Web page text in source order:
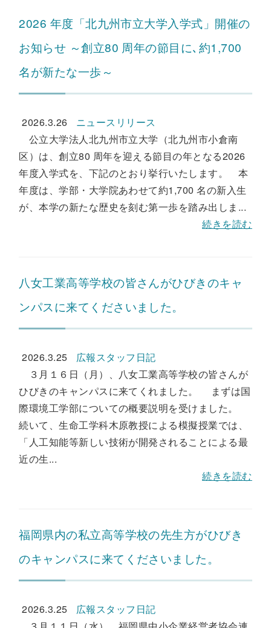
2026 年度「北九州市立大学入学式」開催の
お知らせ ～創立80 周年の節目に､約1,700
名が新たな一歩～
2026.3.26
ニュースリリース
公立大学法人北九州市立大学（北九州市小倉南
区）は、創立80 周年を迎える節目の年となる2026
年度入学式を、下記のとおり挙行いたします。 本
年度は、学部・大学院あわせて約1,700 名の新入生
が、本学の新たな歴史を刻む第一歩を踏み出しま...
続きを読む
八女工業高等学校の皆さんがひびきのキャ
ンパスに来てくださいました。
2026.3.25
広報スタッフ日記
３月１６日（月）、八女工業高等学校の皆さんが
ひびきのキャンパスに来てくれました。 まずは国
際環境工学部についての概要説明を受けました。
続いて、生命工学科木原教授による模擬授業では、
「人工知能等新しい技術が開発されることによる最
近の生...
続きを読む
福岡県内の私立高等学校の先生方がひびき
のキャンパスに来てくださいました。
2026.3.25
広報スタッフ日記